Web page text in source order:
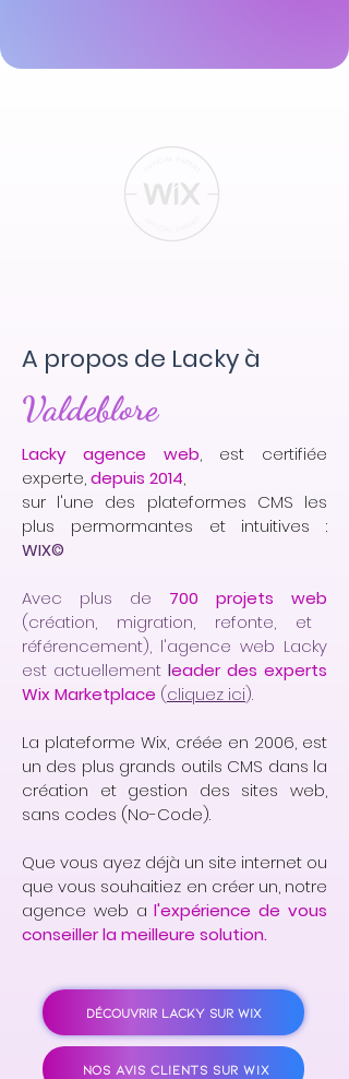
A propos de Lacky à
Valdeblore
Lacky agence web, est certifiée
experte,depuis 2014,
sur l'une des plateformes CMS les
plus permormantes et intuitives :
WIX©
Avec plus de
700 projets web
(création, migration, refonte, et
référencement), l'agence web Lacky
est actuellement leader des experts
Wix Marketplace (cliquez ici).
La plateforme Wix, créée en 2006, est
un des plus grands outils CMS dans la
création et gestion des sites web,
sans codes (No-Code).
Que vous ayez déjà un site internet ou
que vous souhaitiez en créer un, notre
agence web al'expérience de vous
conseiller la meilleure solution.
DÉCOUVRIR LACKY SUR WIX
NOS AVIS CLIENTS SUR WIX